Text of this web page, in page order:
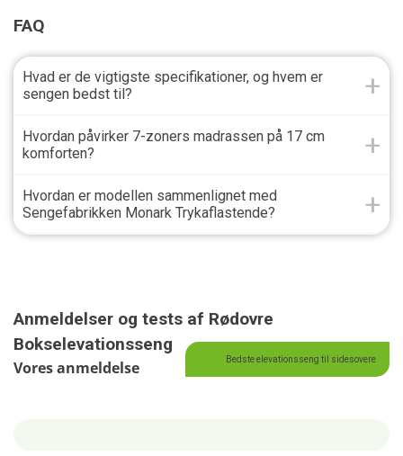
FAQ
Hvad er de vigtigste specifikationer, og hvem er
sengen bedst til?
Hvordan påvirker 7-zoners madrassen på 17 cm
komforten?
Hvordan er modellen sammenlignet med
Sengefabrikken Monark Trykaflastende?
Anmeldelser og tests af Rødovre
Bokselevationsseng
Vores anmeldelse Bedste elevationsseng til sidesovere